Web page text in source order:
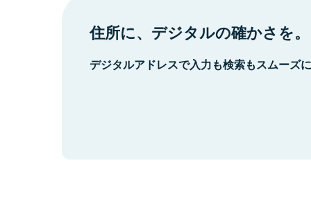
住所に、デジタルの確かさを。
デジタルアドレスで入力も検索もスムーズ